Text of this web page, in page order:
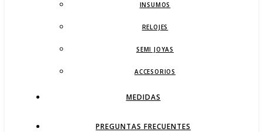
INSUMOS
RELOJES
SEMI JOYAS
ACCESORIOS
MEDIDAS
PREGUNTAS FRECUENTES